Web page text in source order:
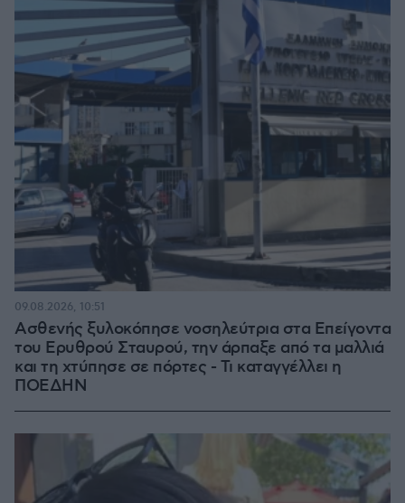
Ασθενής ξυλοκόπησε νοσηλεύτρια στα Επείγοντα
του Ερυθρού Σταυρού, την άρπαξε από τα μαλλιά
και τη χτύπησε σε πόρτες - Τι καταγγέλλει η
ΠΟΕΔΗΝ
09.08.2026, 10:51